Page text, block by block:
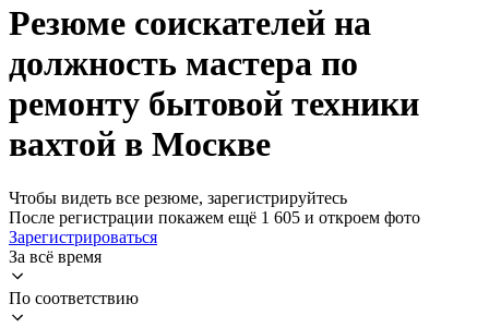
Резюме соискателей на
должность мастера по
ремонту бытовой техники
вахтой в Москве
Чтобы видеть все резюме, зарегистрируйтесь
После регистрации покажем ещё 1 605 и откроем фото
Зарегистрироваться
За всё время
По соответствию